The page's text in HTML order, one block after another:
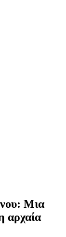
Μια
αρχαία